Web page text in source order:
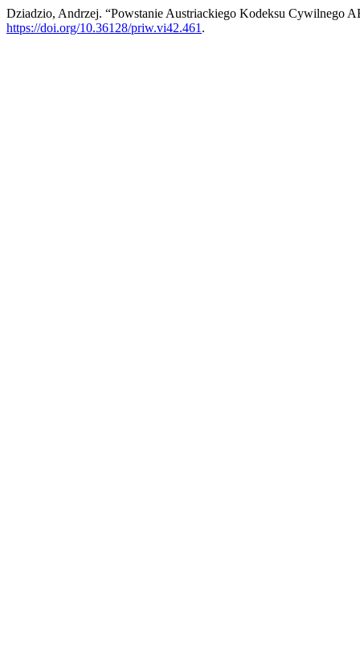
Dziadzio, Andrzej. “Powstanie Austriackiego Kodeksu Cywilnego
https://doi.org/10.36128/priw.vi42.461 .